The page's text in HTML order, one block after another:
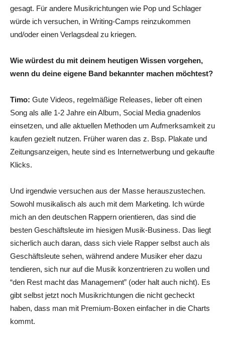
gesagt. Für andere Musikrichtungen wie Pop und Schlager
würde ich versuchen, in Writing-Camps reinzukommen
und/oder einen Verlagsdeal zu kriegen.
Wie würdest du mit deinem heutigen Wissen vorgehen,
wenn du deine eigene Band bekannter machen möchtest?
Timo: Gute Videos, regelmäßige Releases, lieber oft einen
Song als alle 1-2 Jahre ein Album, Social Media gnadenlos
einsetzen, und alle aktuellen Methoden um Aufmerksamkeit zu
kaufen gezielt nutzen. Früher waren das z. Bsp. Plakate und
Zeitungsanzeigen, heute sind es Internetwerbung und gekaufte
Klicks.
Und irgendwie versuchen aus der Masse herauszustechen.
Sowohl musikalisch als auch mit dem Marketing. Ich würde
mich an den deutschen Rappern orientieren, das sind die
besten Geschäftsleute im hiesigen Musik-Business. Das liegt
sicherlich auch daran, dass sich viele Rapper selbst auch als
Geschäftsleute sehen, während andere Musiker eher dazu
tendieren, sich nur auf die Musik konzentrieren zu wollen und
“den Rest macht das Management” (oder halt auch nicht). Es
gibt selbst jetzt noch Musikrichtungen die nicht gecheckt
haben, dass man mit Premium-Boxen einfacher in die Charts
kommt.